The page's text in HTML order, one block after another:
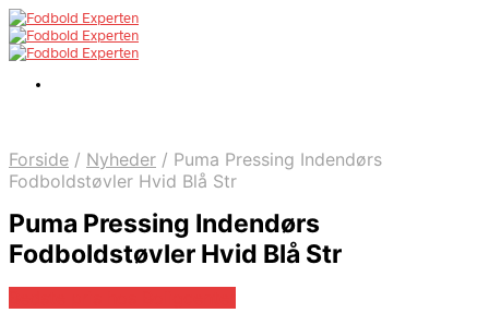
Forside / Nyheder / Puma Pressing Indendørs
Fodboldstøvler Hvid Blå Str
Puma Pressing Indendørs
Fodboldstøvler Hvid Blå Str